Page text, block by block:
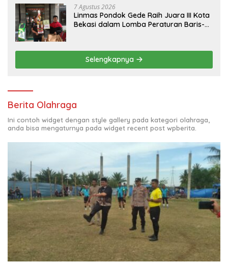
7 Agustus 2026
Linmas Pondok Gede Raih Juara III Kota
Bekasi dalam Lomba Peraturan Baris-
Selengkapnya
Berita Olahraga
Ini contoh widget dengan style gallery pada kategori olahraga,
anda bisa mengaturnya pada widget recent post wpberita.